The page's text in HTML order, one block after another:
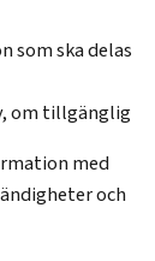
som ska delas
om tillgänglig
med
och